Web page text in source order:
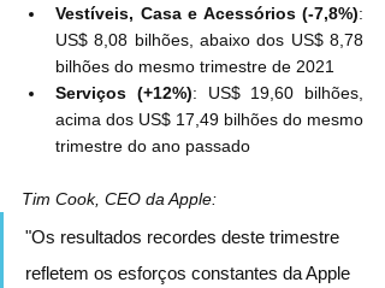
Vestíveis, Casa e Acessórios (-7,8%):
US$ 8,08 bilhões, abaixo dos US$ 8,78
bilhões do mesmo trimestre de 2021
Serviços (+12%): US$ 19,60 bilhões,
acima dos US$ 17,49 bilhões do mesmo
trimestre do ano passado
Tim Cook, CEO da Apple:
"Os resultados recordes deste trimestre
refletem os esforços constantes da Apple